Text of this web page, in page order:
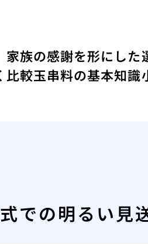
族の感謝を形にした
比較玉串料の基本知識
での明るい見